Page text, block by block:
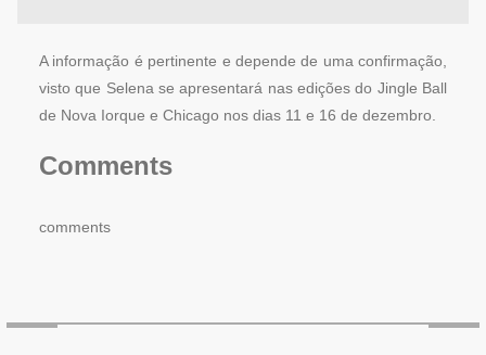
A informação é pertinente e depende de uma confirmação,
visto que Selena se apresentará nas edições do Jingle Ball
de Nova Iorque e Chicago nos dias 11 e 16 de dezembro.
Comments
comments